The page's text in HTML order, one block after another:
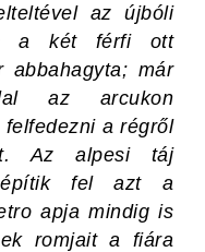
az újbóli
a két férfi ott
abbahagyta; már
az arcukon
a régről
Az alpesi táj
építik fel azt a
apja mindig is
romjait a fiára